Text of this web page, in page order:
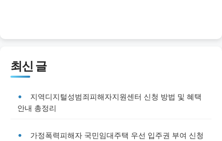
최신 글
지역디지털성범죄피해자지원센터 신청 방법 및 혜택
안내 총정리
가정폭력피해자 국민임대주택 우선 입주권 부여 신청